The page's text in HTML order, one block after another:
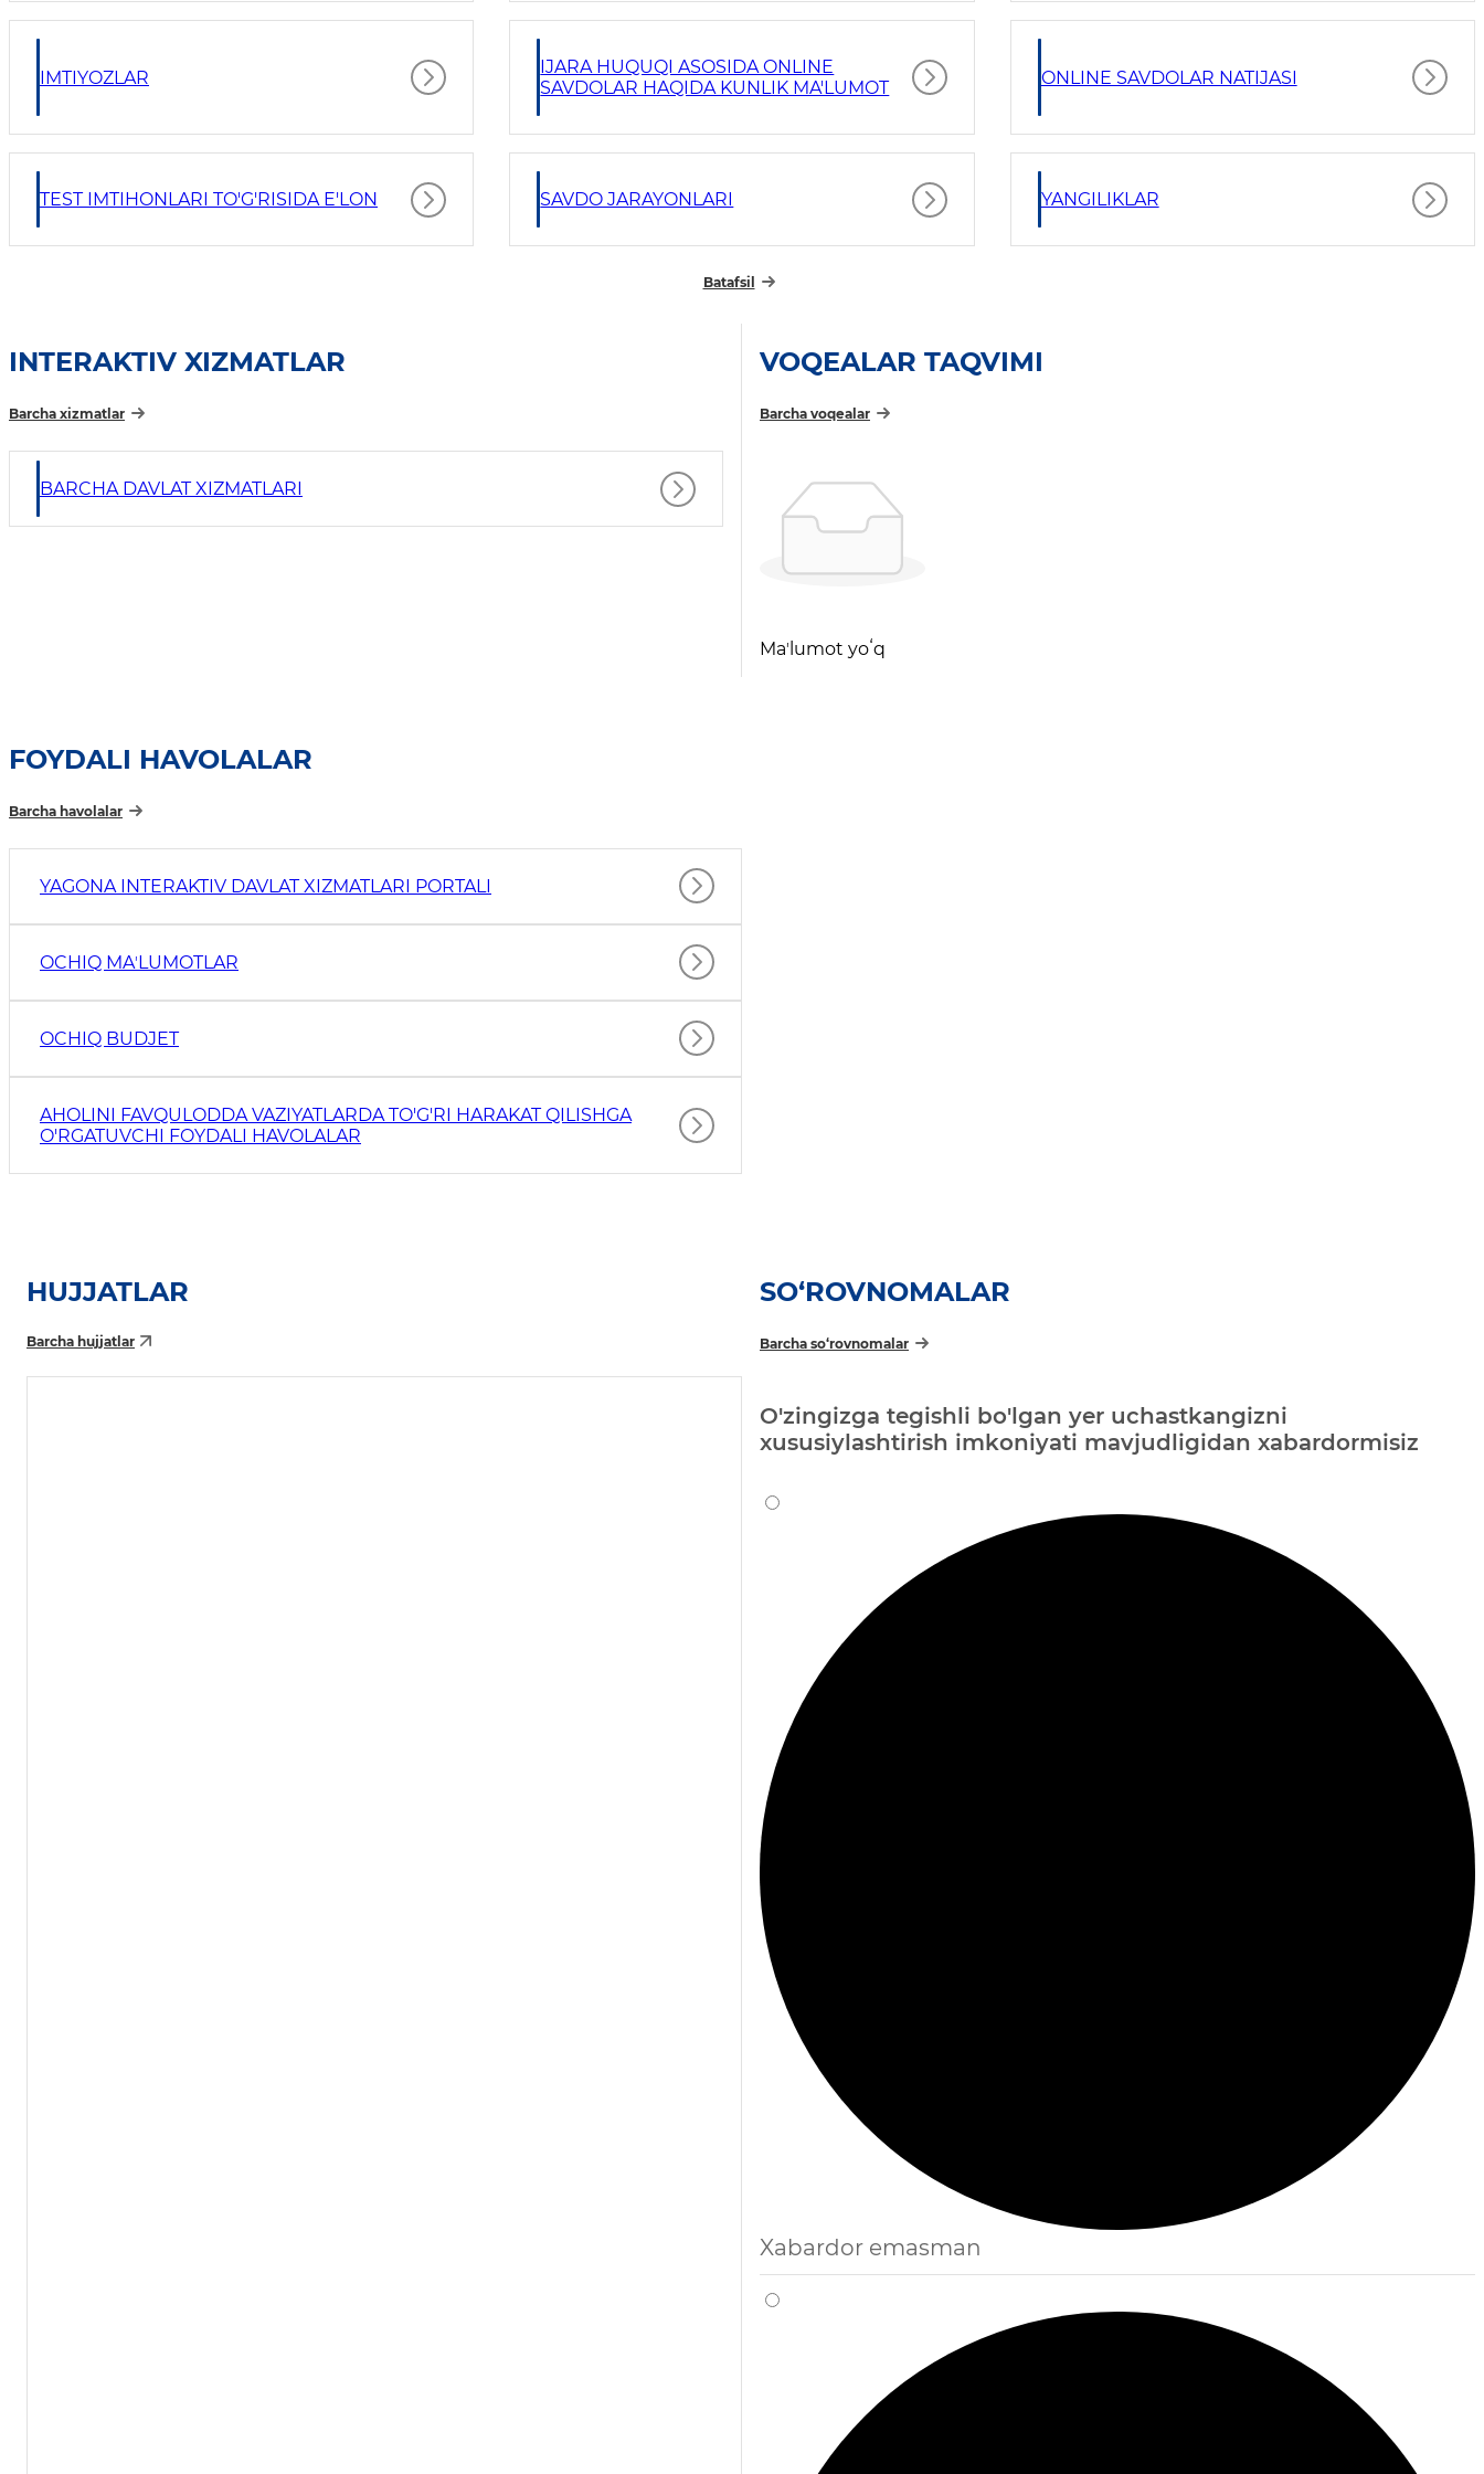
IMTIYOZLAR
IJARA HUQUQI ASOSIDA ONLINE
SAVDOLAR HAQIDA KUNLIK MA'LUMOT
ONLINE SAVDOLAR NATIJASI
TEST IMTIHONLARI TO'G'RISIDA E'LON SAVDO JARAYONLARI YANGILIKLAR
Batafsil
INTERAKTIV XIZMATLAR
Barcha xizmatlar
BARCHA DAVLAT XIZMATLARI
VOQEALAR TAQVIMI
Barcha voqealar
Maʼlumot yoʻq
FOYDALI HAVOLALAR
Barcha havolalar
YAGONA INTERAKTIV DAVLAT XIZMATLARI PORTALI
OCHIQ MAʼLUMOTLAR
OCHIQ BUDJET
AHOLINI FAVQULODDA VAZIYATLARDA TO'G'RI HARAKAT QILISHGA
O'RGATUVCHI FOYDALI HAVOLALAR
HUJJATLAR
Barcha hujjatlar
SO‘ROVNOMALAR
Barcha so‘rovnomalar
O'zingizga tegishli bo'lgan yer uchastkangizni
xususiylashtirish imkoniyati mavjudligidan xabardormisiz
Xabardor emasman